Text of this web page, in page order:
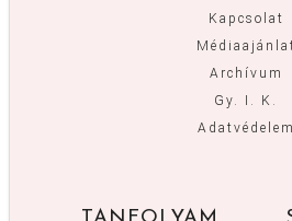
Kapcsolat
Archívum
Gy. I. K.
Adatvédelem